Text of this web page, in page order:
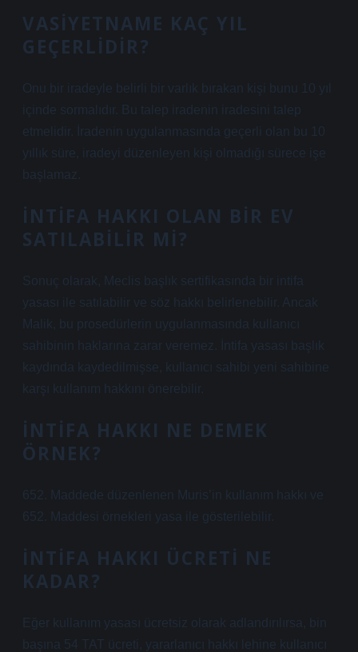
VASIYETNAME KAÇ YIL
GEÇERLIDIR?
Onu bir iradeyle belirli bir varlık bırakan kişi bunu 10 yıl
içinde sormalıdır. Bu talep iradenin iradesini talep
etmelidir. İradenin uygulanmasında geçerli olan bu 10
yıllık süre, iradeyi düzenleyen kişi olmadığı sürece işe
başlamaz.
İNTIFA HAKKI OLAN BIR EV
SATILABILIR MI?
Sonuç olarak, Meclis başlık sertifikasında bir intifa
yasası ile satılabilir ve söz hakkı belirlenebilir. Ancak
Malik, bu prosedürlerin uygulanmasında kullanıcı
sahibinin haklarına zarar veremez. İntifa yasası başlık
kaydında kaydedilmişse, kullanıcı sahibi yeni sahibine
karşı kullanım hakkını önerebilir.
İNTIFA HAKKI NE DEMEK
ÖRNEK?
652. Maddede düzenlenen Muris’in kullanım hakkı ve
652. Maddesi örnekleri yasa ile gösterilebilir.
İNTIFA HAKKI ÜCRETI NE
KADAR?
Eğer kullanım yasası ücretsiz olarak adlandırılırsa, bin
başına 54 TAT ücreti, yararlanıcı hakkı lehine kullanıcı